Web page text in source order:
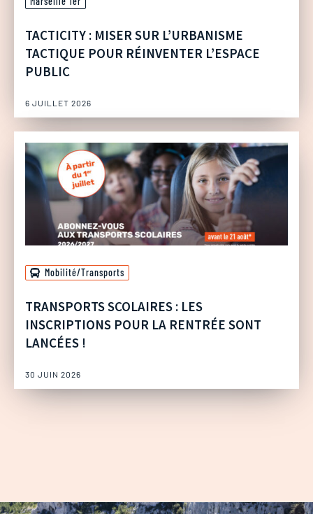
TACTICITY : MISER SUR L’URBANISME
TACTIQUE POUR RÉINVENTER L’ESPACE
PUBLIC
6 JUILLET 2026
Mobilité/Transports
TRANSPORTS SCOLAIRES : LES
INSCRIPTIONS POUR LA RENTRÉE SONT
LANCÉES !
30 JUIN 2026